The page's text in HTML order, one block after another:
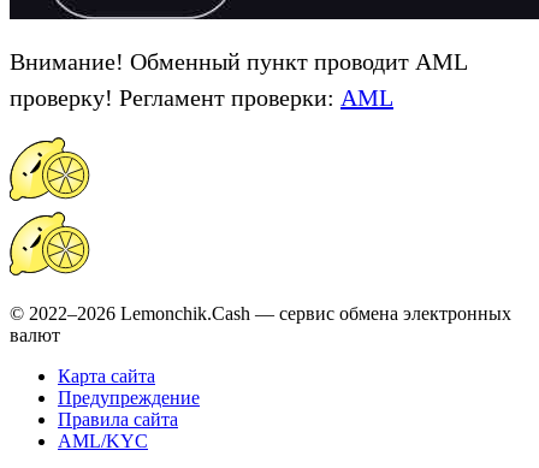
Внимание! Обменный пункт проводит AML
проверку! Регламент проверки: AML
© 2022–2026 Lemonchik.Cash — сервис обмена электронных
валют
Карта сайта
Предупреждение
Правила сайта
AML/KYC